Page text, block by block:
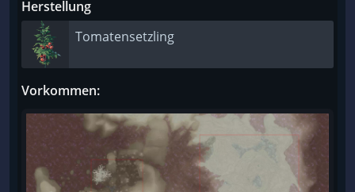
Herstellung
Tomatensetzling
Vorkommen: